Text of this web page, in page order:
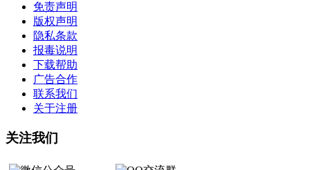
免责声明
版权声明
隐私条款
报毒说明
下载帮助
广告合作
联系我们
关于注册
关注我们